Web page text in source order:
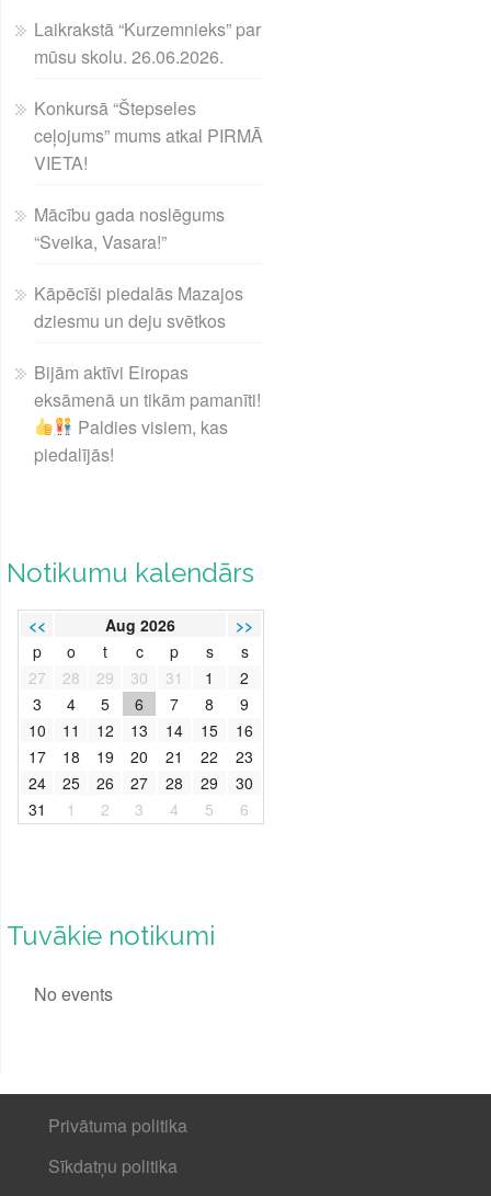
Laikrakstā “Kurzemnieks” par
mūsu skolu. 26.06.2026.
Konkursā “Štepseles
ceļojums” mums atkal PIRMĀ
VIETA!
Mācību gada noslēgums
“Sveika, Vasara!”
Kāpēcīši piedalās Mazajos
dziesmu un deju svētkos
Bijām aktīvi Eiropas
eksāmenā un tikām pamanīti!
Paldies visiem, kas
piedalījās!
Notikumu kalendārs
<< Aug 2026
>>
p
o t c p s
s
27
28 29 30 31 1
2
3
4 5 6 7 8
9
10
11 12 13 14 15
16
17
18 19 20 21 22
23
24
25 26 27 28 29
30
31
1 2 3 4 5 6
Tuvākie notikumi
No events
Privātuma politika
Sīkdatņu politika